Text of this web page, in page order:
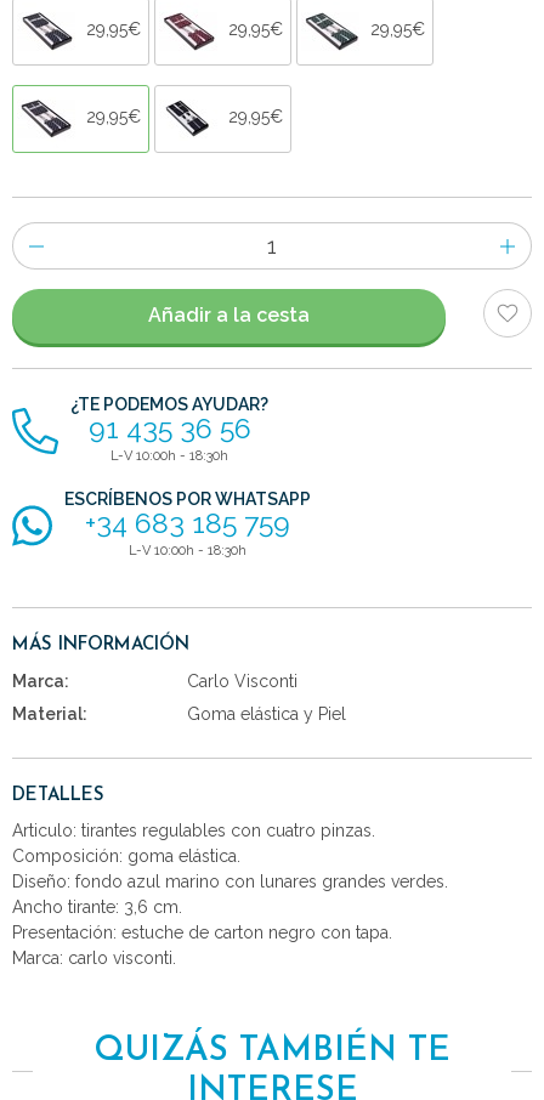
29,95€ 29,95€ 29,95€
29,95€ 29,95€
Número
de
artículos
Añadir a la cesta
¿TE PODEMOS AYUDAR?
91 435 36 56
L-V 10:00h - 18:30h
ESCRÍBENOS POR WHATSAPP
+34 683 185 759
L-V 10:00h - 18:30h
MÁS INFORMACIÓN
Marca:
Carlo Visconti
Material:
Goma elástica y Piel
DETALLES
Articulo: tirantes regulables con cuatro pinzas.
Composición: goma elástica.
Diseño: fondo azul marino con lunares grandes verdes.
Ancho tirante: 3,6 cm.
Presentación: estuche de carton negro con tapa.
Marca: carlo visconti.
QUIZÁS TAMBIÉN TE
INTERESE